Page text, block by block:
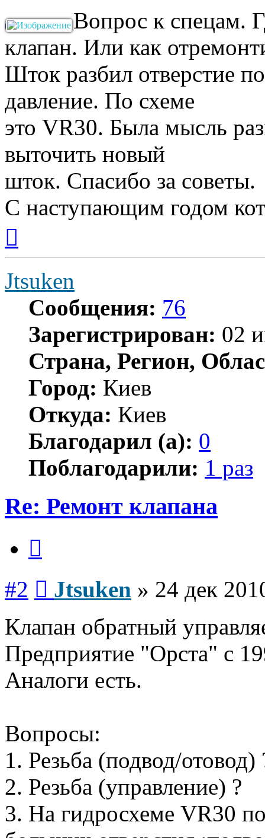
Вопрос к спецам.
клапан. Или как
Шток разбил отверстие
давление. По схеме
это VR30. Была мысль
выточить новый
шток. Спасибо за советы.
С наступающим годом
началу
Jtsuken
Сообщения: 76
Зарегистрирован: 02
Страна, Регион,
Город: Киев
Откуда: Киев
Благодарил (а): 0
Поблагодарили: 1 раз
Re: Ремонт клапана
#2 Jtsuken » 24 дек
Клапан обратный
Предприятие "Орста" с
Аналоги есть.
Вопросы:
1. Резьба (подвод/отовод)
2. Резьба (управление) ?
3. На гидросхеме VR30